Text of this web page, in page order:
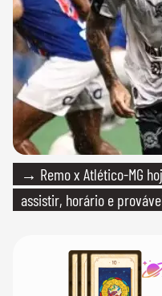
→ Remo x Atlético-MG
assistir, horário e